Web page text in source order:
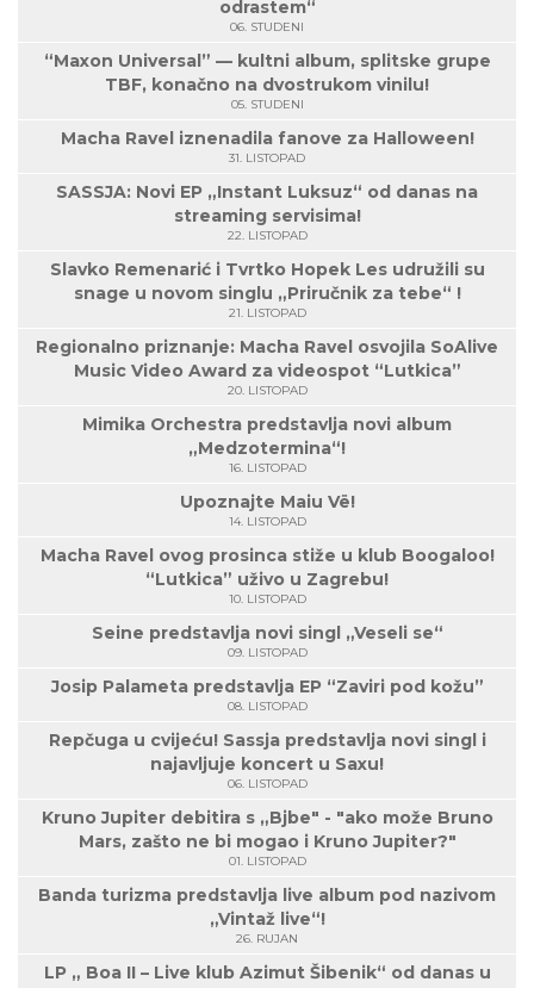
odrastem“
06. STUDENI
“Maxon Universal” — kultni album, splitske grupe
TBF, konačno na dvostrukom vinilu!
05. STUDENI
Macha Ravel iznenadila fanove za Halloween!
31. LISTOPAD
SASSJA: Novi EP „Instant Luksuz“ od danas na
streaming servisima!
22. LISTOPAD
Slavko Remenarić i Tvrtko Hopek Les udružili su
snage u novom singlu „Priručnik za tebe“ !
21. LISTOPAD
Regionalno priznanje: Macha Ravel osvojila SoAlive
Music Video Award za videospot “Lutkica”
20. LISTOPAD
Mimika Orchestra predstavlja novi album
„Medzotermina“!
16. LISTOPAD
Upoznajte Maiu Vë!
14. LISTOPAD
Macha Ravel ovog prosinca stiže u klub Boogaloo!
“Lutkica” uživo u Zagrebu!
10. LISTOPAD
Seine predstavlja novi singl „Veseli se“
09. LISTOPAD
Josip Palameta predstavlja EP “Zaviri pod kožu”
08. LISTOPAD
Repčuga u cvijeću! Sassja predstavlja novi singl i
najavljuje koncert u Saxu!
06. LISTOPAD
Kruno Jupiter debitira s „Bjbe" - "ako može Bruno
Mars, zašto ne bi mogao i Kruno Jupiter?"
01. LISTOPAD
Banda turizma predstavlja live album pod nazivom
„Vintaž live“!
26. RUJAN
LP „ Boa II – Live klub Azimut Šibenik“ od danas u